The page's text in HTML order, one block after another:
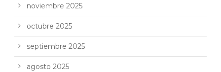
noviembre 2025
octubre 2025
septiembre 2025
agosto 2025